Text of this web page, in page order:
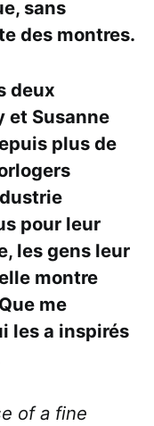
sans
des montres.
deux
et Susanne
plus de
pour leur
les gens leur
montre
me
les a inspirés
of a fine